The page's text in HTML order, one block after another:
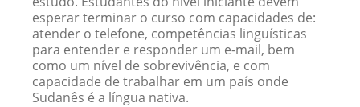
esperar terminar o curso com capacidades de:
atender o telefone, competências linguísticas
para entender e responder um e-mail, bem
como um nível de sobrevivência, e com
capacidade de trabalhar em um país onde
Sudanês é a língua nativa.